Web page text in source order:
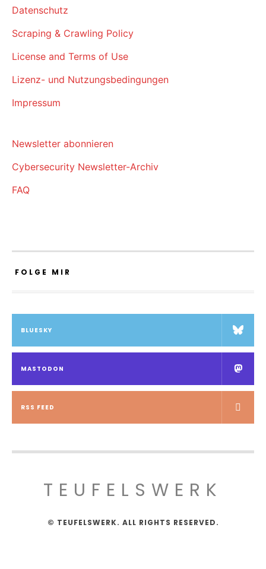
Datenschutz
Scraping & Crawling Policy
License and Terms of Use
Lizenz- und Nutzungsbedingungen
Impressum
Newsletter abonnieren
Cybersecurity Newsletter-Archiv
FAQ
FOLGE MIR
BLUESKY
MASTODON
RSS FEED
TEUFELSWERK
© TEUFELSWERK. ALL RIGHTS RESERVED.